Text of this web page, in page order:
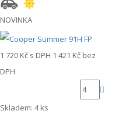
NOVINKA
1 720 Kč s DPH 1 421 Kč bez
DPH
Skladem: 4 ks